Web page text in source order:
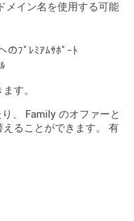
メイン名を使用する可能
のﾌﾟﾚﾐｱﾑｻﾎﾟｰﾄ
す。
、 Family のオファーと
ることができます。 有